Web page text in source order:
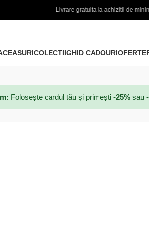
achizitii de minim 450 LEI
CEASURICOLECTIIGHID CADOURIOFERTE
Folosește cardul tău și primești -25% sau